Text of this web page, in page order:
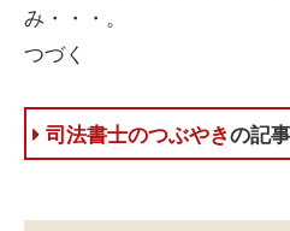
み・・・。
つづく
司法書士のつぶやきの記